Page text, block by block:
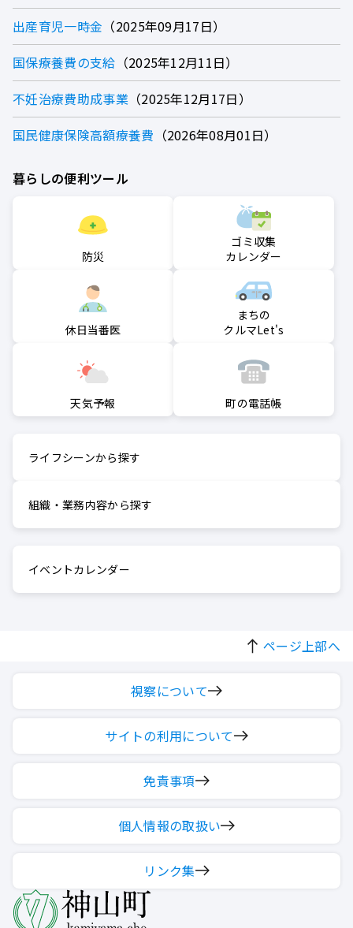
出産育児一時金
2025年09月17日
国保療養費の支給
2025年12月11日
不妊治療費助成事業
2025年12月17日
国民健康保険高額療養費
2026年08月01日
暮らしの便利ツール
防災
ゴミ収集
カレンダー
休日当番医
まちの
クルマLet's
天気予報 町の電話帳
ライフシーンから探す
組織・業務内容から探す
イベントカレンダー
ページ上部へ
視察について
サイトの利用について
免責事項
個人情報の取扱い
リンク集